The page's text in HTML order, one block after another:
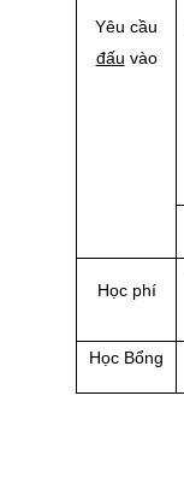
Yêu cầu
đấu vào
Học phí
Học Bổng